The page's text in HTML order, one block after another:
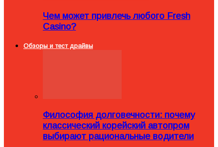
Чем может привлечь любого Fresh
Casino?
Обзоры и тест драйвы
Философия долговечности: почему
классический корейский автопром
выбирают рациональные водители